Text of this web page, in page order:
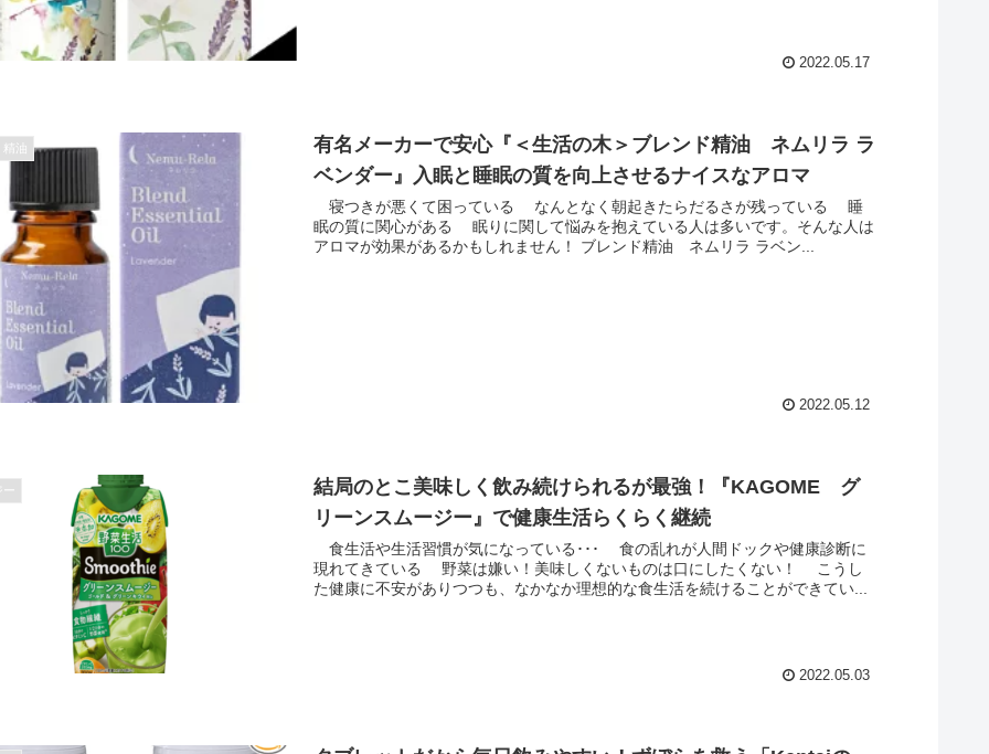
2022.05.17
精油
有名メーカーで安心『＜生活の木＞ブレンド精油 ネムリラ ラ
ベンダー』入眠と睡眠の質を向上させるナイスなアロマ
寝つきが悪くて困っている なんとなく朝起きたらだるさが残っている 睡
眠の質に関心がある 眠りに関して悩みを抱えている人は多いです。そんな人は
アロマが効果があるかもしれません！ ブレンド精油 ネムリラ ラベン...
2022.05.12
ー
結局のとこ美味しく飲み続けられるが最強！『KAGOME グ
リーンスムージー』で健康生活らくらく継続
食生活や生活習慣が気になっている･･･ 食の乱れが人間ドックや健康診断に
現れてきている 野菜は嫌い！美味しくないものは口にしたくない！ こうし
た健康に不安がありつつも、なかなか理想的な食生活を続けることができてい...
2022.05.03